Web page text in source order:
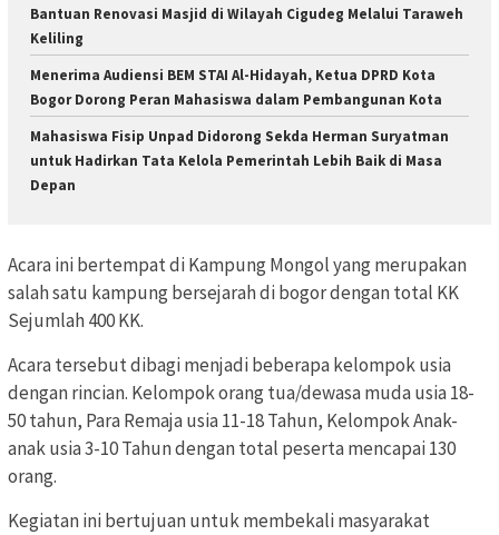
Bantuan Renovasi Masjid di Wilayah Cigudeg Melalui Taraweh
Keliling
Menerima Audiensi BEM STAI Al-Hidayah, Ketua DPRD Kota
Bogor Dorong Peran Mahasiswa dalam Pembangunan Kota
Mahasiswa Fisip Unpad Didorong Sekda Herman Suryatman
untuk Hadirkan Tata Kelola Pemerintah Lebih Baik di Masa
Depan
Acara ini bertempat di Kampung Mongol yang merupakan
salah satu kampung bersejarah di bogor dengan total KK
Sejumlah 400 KK.
Acara tersebut dibagi menjadi beberapa kelompok usia
dengan rincian. Kelompok orang tua/dewasa muda usia 18-
50 tahun, Para Remaja usia 11-18 Tahun, Kelompok Anak-
anak usia 3-10 Tahun dengan total peserta mencapai 130
orang.
Kegiatan ini bertujuan untuk membekali masyarakat